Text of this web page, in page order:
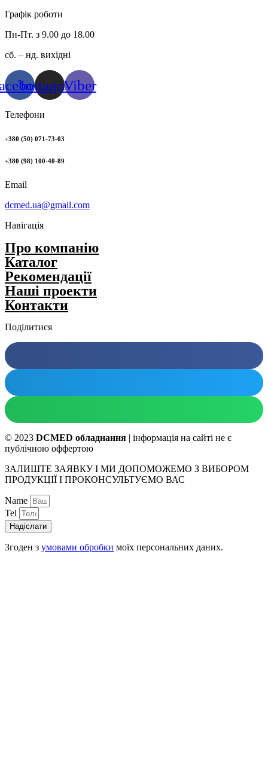
Графік роботи
Пн-Пт. з 9.00 до 18.00
сб. – нд. вихідні
InstagramViber
Телефони
+380 (50) 071-73-03
+380 (98) 100-40-89
Email
dcmed.ua@gmail.com
Навігація
Про компанію
Каталог
Рекомендації
Нашi проекти
Контакти
Поділитися
© 2023 DCMED обладнання | інформація на сайті не є
публічною оффертою
ЗАЛИШТЕ ЗАЯВКУ І МИ ДОПОМОЖЕМО З ВИБОРОМ
ПРОДУКЦІЇ І ПРОКОНСУЛЬТУЄМО ВАС
Name
Tel
Надіслати
Згоден з умовами обробки моїх персональних даних.